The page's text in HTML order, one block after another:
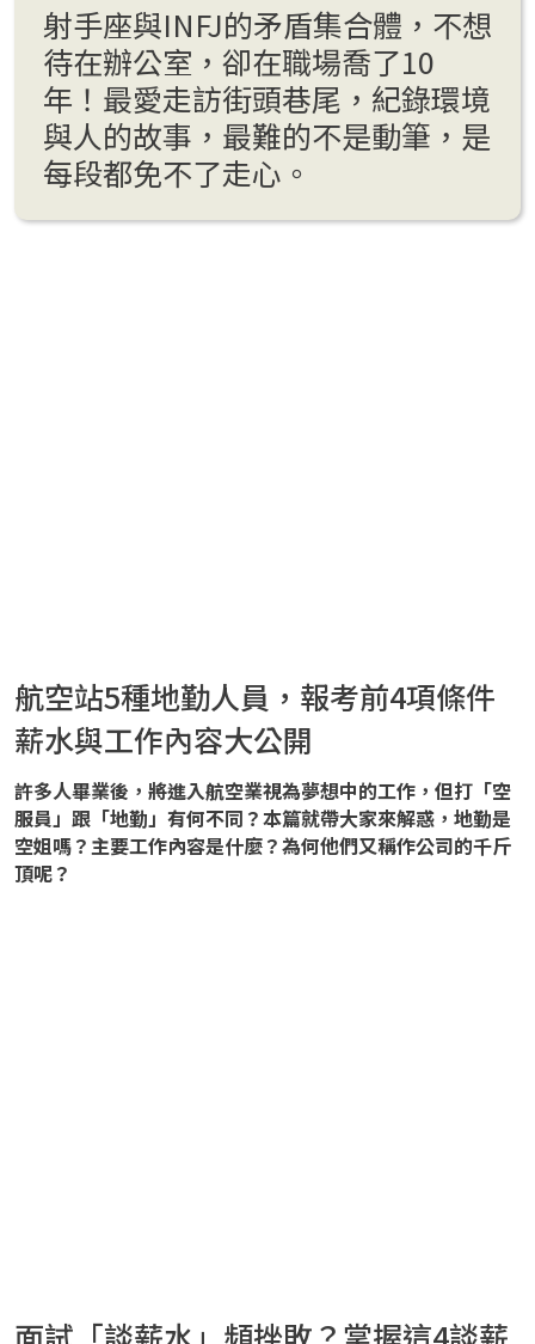
射手座與INFJ的矛盾集合體，不想
待在辦公室，卻在職場喬了10
年！最愛走訪街頭巷尾，紀錄環境
與人的故事，最難的不是動筆，是
每段都免不了走心。
航空站5種地勤人員，報考前4項條件
薪水與工作內容大公開
許多人畢業後，將進入航空業視為夢想中的工作，但打「空
服員」跟「地勤」有何不同？本篇就帶大家來解惑，地勤是
空姐嗎？主要工作內容是什麼？為何他們又稱作公司的千斤
頂呢？